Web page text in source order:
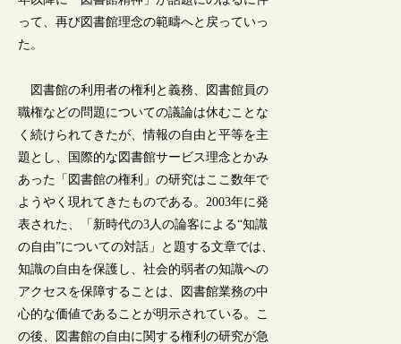
って、再び図書館理念の範疇へと戻っていっ
た。
図書館の利用者の権利と義務、図書館員の
職権などの問題についての議論は休むことな
く続けられてきたが、情報の自由と平等を主
題とし、国際的な図書館サービス理念とかみ
あった「図書館の権利」の研究はここ数年で
ようやく現れてきたものである。2003年に発
表された、「新時代の3人の論客による“知識
の自由”についての対話」と題する文章では、
知識の自由を保護し、社会的弱者の知識への
アクセスを保障することは、図書館業務の中
心的な価値であることが明示されている。こ
の後、図書館の自由に関する権利の研究が急